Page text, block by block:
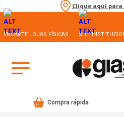
Clique aqui para
ENCARTE LOJAS FÍSICAS SITE
Compra rápida